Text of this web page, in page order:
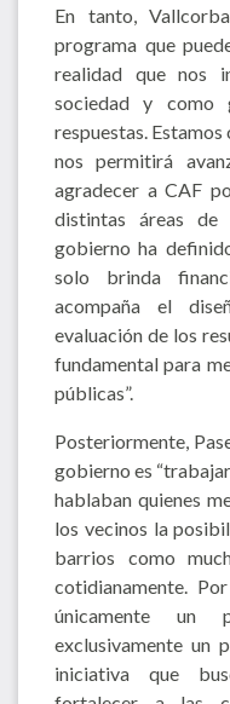
En tanto,
programa que
realidad que nos
sociedad y como
respuestas.
nos permitirá
agradecer a CAF
distintas áreas
gobierno ha
solo brinda
acompaña el
evaluación de los
fundamental para
públicas”.
Posteriormente,
gobierno es
hablaban quienes
los vecinos la
barrios como
cotidianamente.
únicamente un
exclusivamente un
iniciativa que